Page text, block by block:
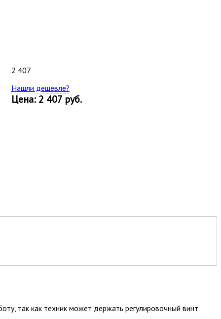
2 407
Нашли дешевле?
Цена: 2 407 руб.
так как техник может держать регулировочный винт